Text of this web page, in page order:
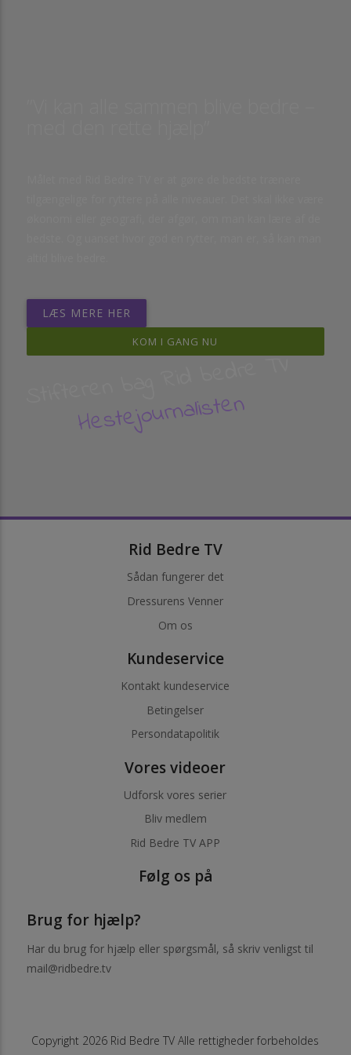
LÆS MERE HER
KOM I GANG NU
Stifteren bag Rid bedre TV
Hestejournalisten
Rid Bedre TV
Sådan fungerer det
Dressurens Venner
Om os
Kundeservice
Kontakt kundeservice
Betingelser
Persondatapolitik
Vores videoer
Udforsk vores serier
Bliv medlem
Rid Bedre TV APP
Følg os på
Brug for hjælp?
Har du brug for hjælp eller spørgsmål, så skriv venligst til
mail@ridbedre.tv
Copyright 2026 Rid Bedre TV Alle rettigheder forbeholdes